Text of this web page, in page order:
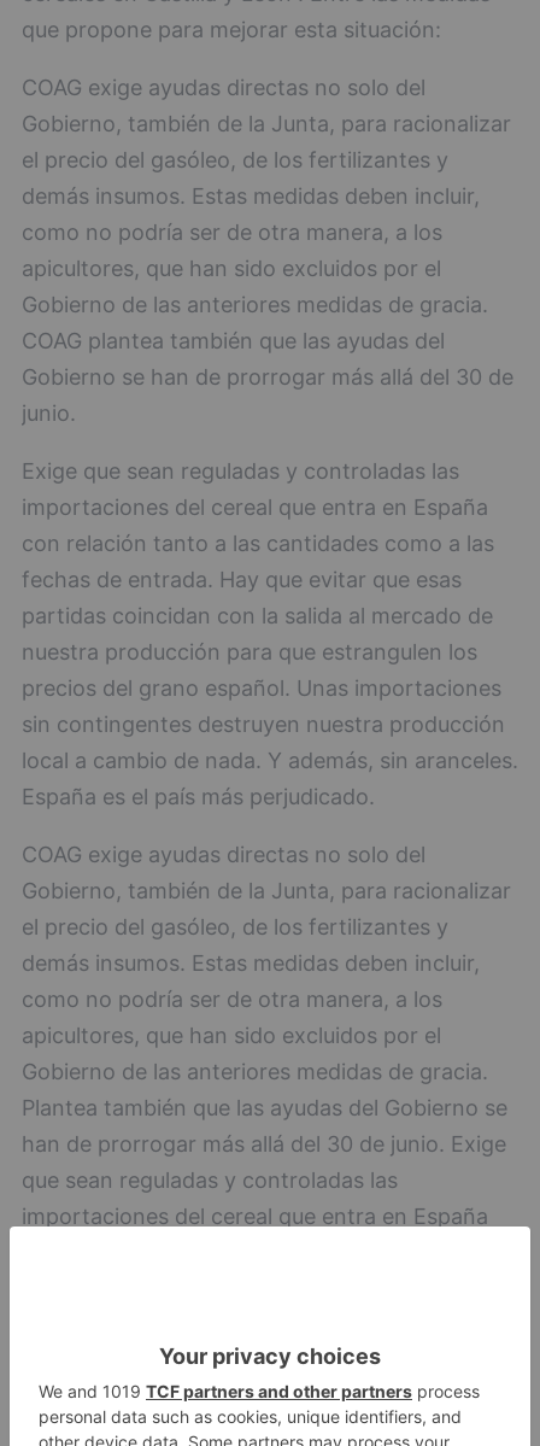
que propone para mejorar esta situación:
COAG exige ayudas directas no solo del
Gobierno, también de la Junta, para racionalizar
el precio del gasóleo, de los fertilizantes y
demás insumos. Estas medidas deben incluir,
como no podría ser de otra manera, a los
apicultores, que han sido excluidos por el
Gobierno de las anteriores medidas de gracia.
COAG plantea también que las ayudas del
Gobierno se han de prorrogar más allá del 30 de
junio.
Exige que sean reguladas y controladas las
importaciones del cereal que entra en España
con relación tanto a las cantidades como a las
fechas de entrada. Hay que evitar que esas
partidas coincidan con la salida al mercado de
nuestra producción para que estrangulen los
precios del grano español. Unas importaciones
sin contingentes destruyen nuestra producción
local a cambio de nada. Y además, sin aranceles.
España es el país más perjudicado.
COAG exige ayudas directas no solo del
Gobierno, también de la Junta, para racionalizar
el precio del gasóleo, de los fertilizantes y
demás insumos. Estas medidas deben incluir,
como no podría ser de otra manera, a los
apicultores, que han sido excluidos por el
Gobierno de las anteriores medidas de gracia.
Plantea también que las ayudas del Gobierno se
han de prorrogar más allá del 30 de junio. Exige
que sean reguladas y controladas las
importaciones del cereal que entra en España
nuestra producción para que estrangulen los
precios del grano español. Unas importaciones
sin contingentes destruyen nuestra producción